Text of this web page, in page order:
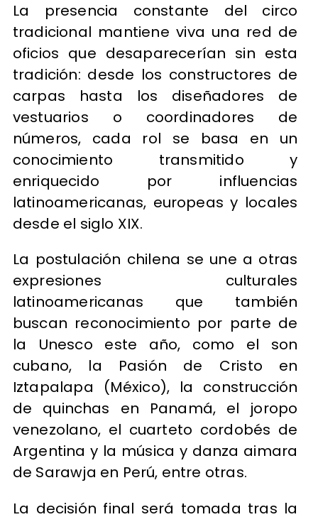
La presencia constante del circo
tradicional mantiene viva una red de
oficios que desaparecerían sin esta
tradición: desde los constructores de
carpas hasta los diseñadores de
vestuarios o coordinadores de
números, cada rol se basa en un
conocimiento transmitido y
enriquecido por influencias
latinoamericanas, europeas y locales
desde el siglo XIX.
La postulación chilena se une a otras
expresiones culturales
latinoamericanas que también
buscan reconocimiento por parte de
la Unesco este año, como el son
cubano, la Pasión de Cristo en
Iztapalapa (México), la construcción
de quinchas en Panamá, el joropo
venezolano, el cuarteto cordobés de
Argentina y la música y danza aimara
de Sarawja en Perú, entre otras.
La decisión final será tomada tras la